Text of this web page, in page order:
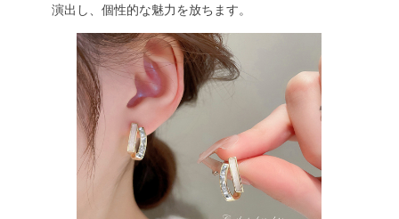
演出し、個性的な魅力を放ちます。